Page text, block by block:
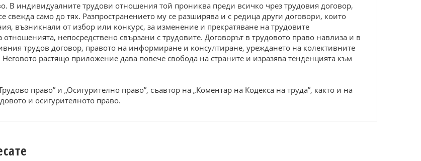
В индивидуалните трудови отношения той прониква преди всичко чрез трудовия договор,
свежда само до тях. Разпространението му се разширява и с редица други договори, които
възникнали от избор или конкурс, за изменение и прекратяване на трудовите
непосредствено свързани с трудовите. Договорът в трудовото право навлиза и в
трудов договор, правото на информиране и консултиране, уреждането на колективните
растящо приложение дава повече свобода на страните и изразява тенденцията към
право” и „Осигурително право”, съавтор на „Коментар на Кодекса на труда”, както и на
и осигурителното право.